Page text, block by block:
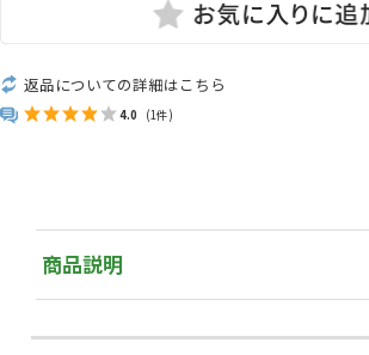
返品についての詳細はこちら
4.0 (1件)
商品説明